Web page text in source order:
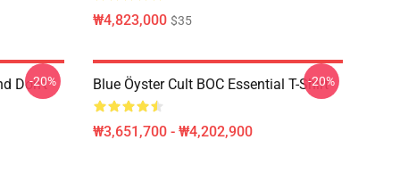
₩4,823,000 $35
Don't
-20% Blue Öyster Cult BOC Essential T-Shirt
₩3,651,700 - ₩4,202,900
-20%